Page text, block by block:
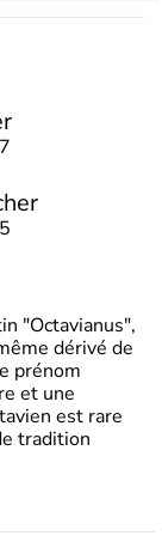
"Octavianus",
dérivé de
prénom
et une
est rare
tradition